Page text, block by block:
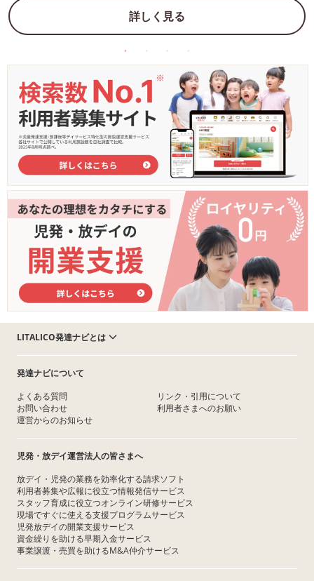
詳しく見る
LITALICO発達ナビとは
発達ナビについて
よくある質問
お問い合わせ
運営からのお知らせ
リンク・引用について
利用者さまへのお願い
児発・放デイ運営法人の皆さまへ
放デイ・児発の業務を効率化する請求ソフト
利用者募集や広報に役立つ情報発信サービス
スタッフ育成に役立つオンライン研修サービス
現場ですぐに使える支援プログラムサービス
児発放デイの開業支援サービス
資金繰りを助ける早期入金サービス
事業譲渡・売買を助けるM&A仲介サービス